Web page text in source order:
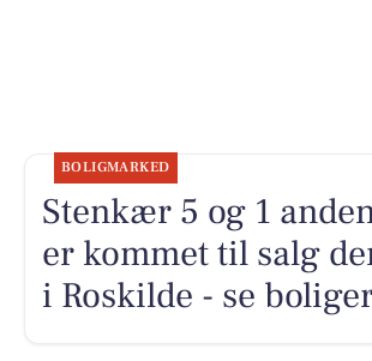
BOLIGMARKED
Stenkær 5 og 1
er kommet til salg
i Roskilde - se